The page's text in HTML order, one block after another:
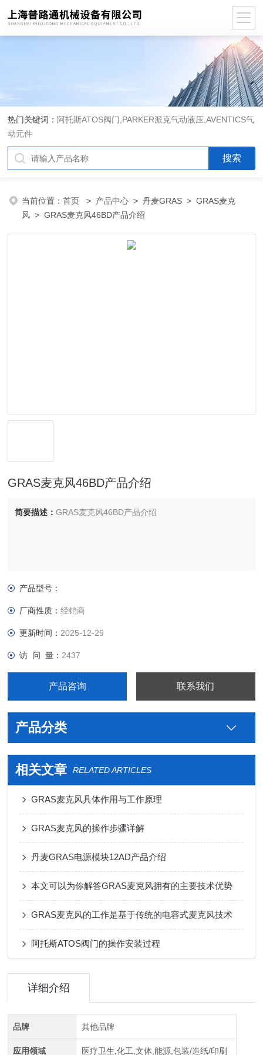
热门关键词： 阿托斯ATOS阀门,PARKER派克气动液压,AVENTICS气
动元件
当前位置：首页 > 产品中心 >丹麦GRAS >GRAS麦克
风 > GRAS麦克风46BD产品介绍
GRAS麦克风46BD产品介绍
简要描述：GRAS麦克风46BD产品介绍
产品型号：
厂商性质：经销商
更新时间： 2025-12-29
访 问 量： 2437
产品咨询 联系我们
产品分类
相关文章 RELATED ARTICLES
GRAS麦克风具体作用与工作原理
GRAS麦克风的操作步骤详解
丹麦GRAS电源模块12AD产品介绍
本文可以为你解答GRAS麦克风拥有的主要技术优势
GRAS麦克风的工作是基于传统的电容式麦克风技术
阿托斯ATOS阀门的操作安装过程
详细介绍
品牌 其他品牌
应用领域 医疗卫生,化工,文体,能源,包装/造纸/印刷